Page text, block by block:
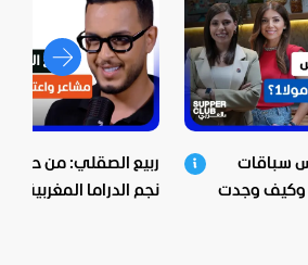
سباقات
والفورمولا1؟ وكيف وجدت
ربيع الصقلي: من حي
نجم الدراما المغربية..